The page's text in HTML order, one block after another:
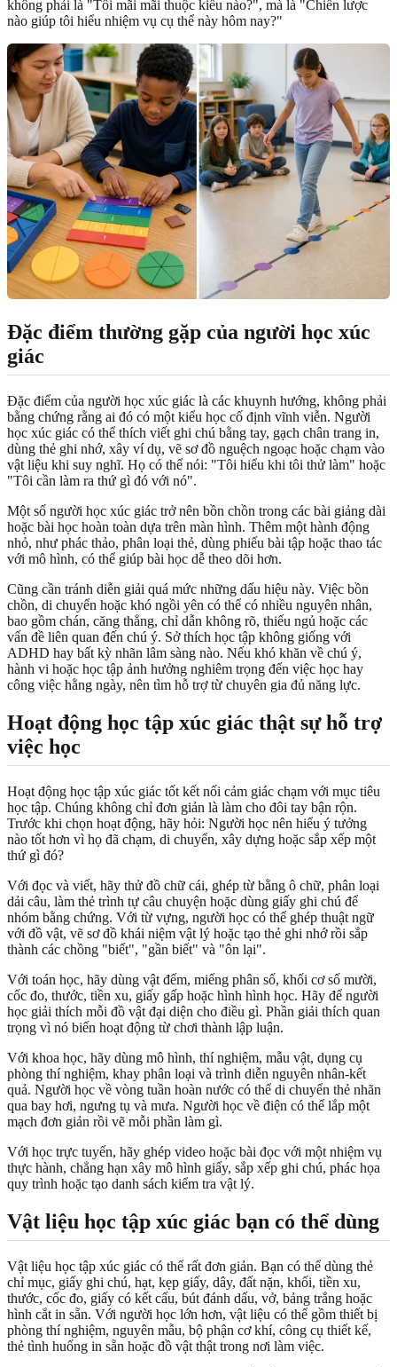
không phải là "Tôi mãi mãi thuộc kiểu nào?", mà là "Chiến lược
nào giúp tôi hiểu nhiệm vụ cụ thể này hôm nay?"
Đặc điểm thường gặp của người học xúc
giác
Đặc điểm của người học xúc giác là các khuynh hướng, không phải
bằng chứng rằng ai đó có một kiểu học cố định vĩnh viễn. Người
học xúc giác có thể thích viết ghi chú bằng tay, gạch chân trang in,
dùng thẻ ghi nhớ, xây ví dụ, vẽ sơ đồ nguệch ngoạc hoặc chạm vào
vật liệu khi suy nghĩ. Họ có thể nói: "Tôi hiểu khi tôi thử làm" hoặc
"Tôi cần làm ra thứ gì đó với nó".
Một số người học xúc giác trở nên bồn chồn trong các bài giảng dài
hoặc bài học hoàn toàn dựa trên màn hình. Thêm một hành động
nhỏ, như phác thảo, phân loại thẻ, dùng phiếu bài tập hoặc thao tác
với mô hình, có thể giúp bài học dễ theo dõi hơn.
Cũng cần tránh diễn giải quá mức những dấu hiệu này. Việc bồn
chồn, di chuyển hoặc khó ngồi yên có thể có nhiều nguyên nhân,
bao gồm chán, căng thẳng, chỉ dẫn không rõ, thiếu ngủ hoặc các
vấn đề liên quan đến chú ý. Sở thích học tập không giống với
ADHD hay bất kỳ nhãn lâm sàng nào. Nếu khó khăn về chú ý,
hành vi hoặc học tập ảnh hưởng nghiêm trọng đến việc học hay
công việc hằng ngày, nên tìm hỗ trợ từ chuyên gia đủ năng lực.
Hoạt động học tập xúc giác thật sự hỗ trợ
việc học
Hoạt động học tập xúc giác tốt kết nối cảm giác chạm với mục tiêu
học tập. Chúng không chỉ đơn giản là làm cho đôi tay bận rộn.
Trước khi chọn hoạt động, hãy hỏi: Người học nên hiểu ý tưởng
nào tốt hơn vì họ đã chạm, di chuyển, xây dựng hoặc sắp xếp một
thứ gì đó?
Với đọc và viết, hãy thử đồ chữ cái, ghép từ bằng ô chữ, phân loại
dải câu, làm thẻ trình tự câu chuyện hoặc dùng giấy ghi chú để
nhóm bằng chứng. Với từ vựng, người học có thể ghép thuật ngữ
với đồ vật, vẽ sơ đồ khái niệm vật lý hoặc tạo thẻ ghi nhớ rồi sắp
thành các chồng "biết", "gần biết" và "ôn lại".
Với toán học, hãy dùng vật đếm, miếng phân số, khối cơ số mười,
cốc đo, thước, tiền xu, giấy gấp hoặc hình hình học. Hãy để người
học giải thích mỗi đồ vật đại diện cho điều gì. Phần giải thích quan
trọng vì nó biến hoạt động từ chơi thành lập luận.
Với khoa học, hãy dùng mô hình, thí nghiệm, mẫu vật, dụng cụ
phòng thí nghiệm, khay phân loại và trình diễn nguyên nhân-kết
quả. Người học về vòng tuần hoàn nước có thể di chuyển thẻ nhãn
qua bay hơi, ngưng tụ và mưa. Người học về điện có thể lắp một
mạch đơn giản rồi vẽ mỗi phần làm gì.
Với học trực tuyến, hãy ghép video hoặc bài đọc với một nhiệm vụ
thực hành, chẳng hạn xây mô hình giấy, sắp xếp ghi chú, phác họa
quy trình hoặc tạo danh sách kiểm tra vật lý.
Vật liệu học tập xúc giác bạn có thể dùng
Vật liệu học tập xúc giác có thể rất đơn giản. Bạn có thể dùng thẻ
chỉ mục, giấy ghi chú, hạt, kẹp giấy, dây, đất nặn, khối, tiền xu,
thước, cốc đo, giấy có kết cấu, bút đánh dấu, vở, bảng trắng hoặc
hình cắt in sẵn. Với người học lớn hơn, vật liệu có thể gồm thiết bị
phòng thí nghiệm, nguyên mẫu, bộ phận cơ khí, công cụ thiết kế,
thẻ tình huống in sẵn hoặc đồ vật thật trong nơi làm việc.